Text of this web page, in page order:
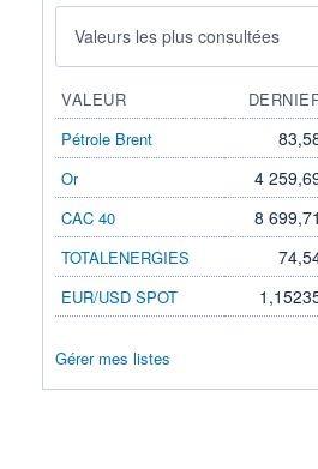
Valeurs les plus consultées
VALEUR
Pétrole Brent
Or 4
CAC 40 8 699,71
TOTALENERGIES
EUR/USD SPOT
Gérer mes listes